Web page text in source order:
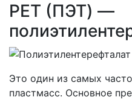
PET (ПЭТ) —
Это один из самых
пластмасс. Основное